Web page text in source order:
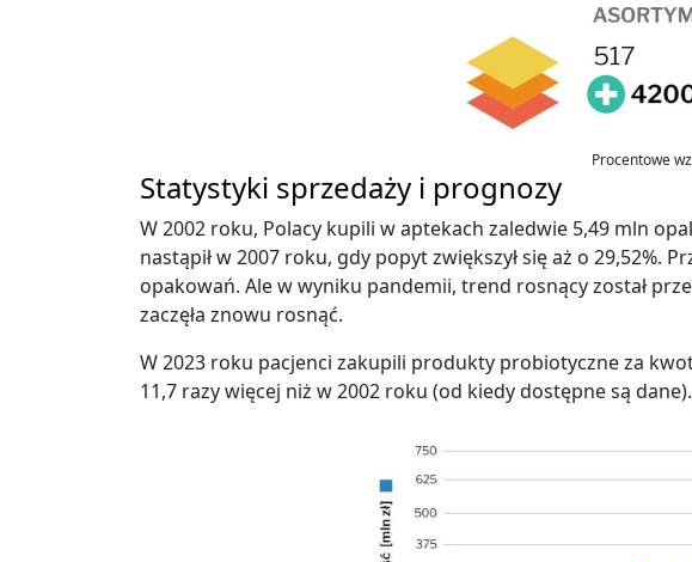
Procentowe
Statystyki sprzedaży i prognozy
W 2002 roku, Polacy kupili w aptekach zaledwie 5,49 mln
nastąpił w 2007 roku, gdy popyt zwiększył się aż o 29,52%.
opakowań. Ale w wyniku pandemii, trend rosnący został
zaczęła znowu rosnąć.
W 2023 roku pacjenci zakupili produkty probiotyczne za
11,7 razy więcej niż w 2002 roku (od kiedy dostępne są dane).